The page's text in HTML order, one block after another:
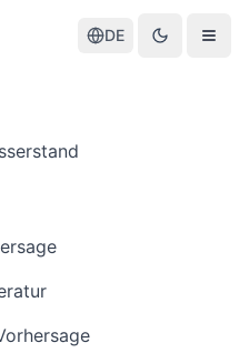
DE
& Wasserstand
Wassertemperatur